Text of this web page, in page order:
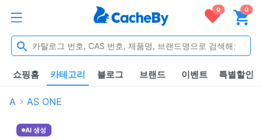
0 0
쇼핑홈 카테고리 블로그 브랜드 이벤트 특별할인
A AS ONE
AI 생성